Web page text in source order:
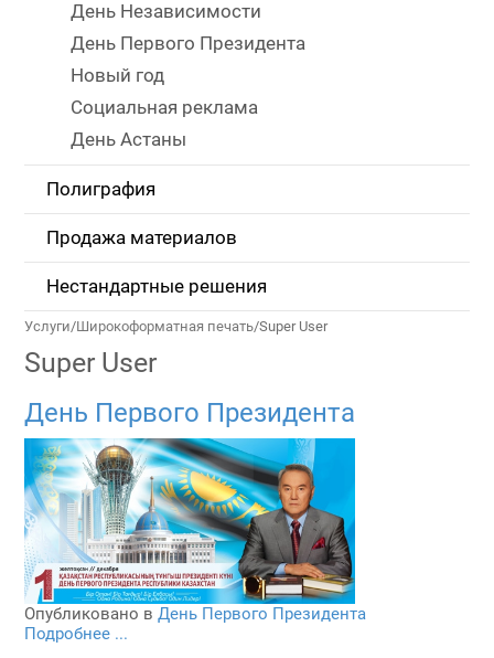
День Независимости
День Первого Президента
Новый год
Социальная реклама
День Астаны
Полиграфия
Продажа материалов
Нестандартные решения
Услуги/Широкоформатная печать/Super User
Super User
День Первого Президента
Опубликовано в День Первого Президента
Подробнее ...